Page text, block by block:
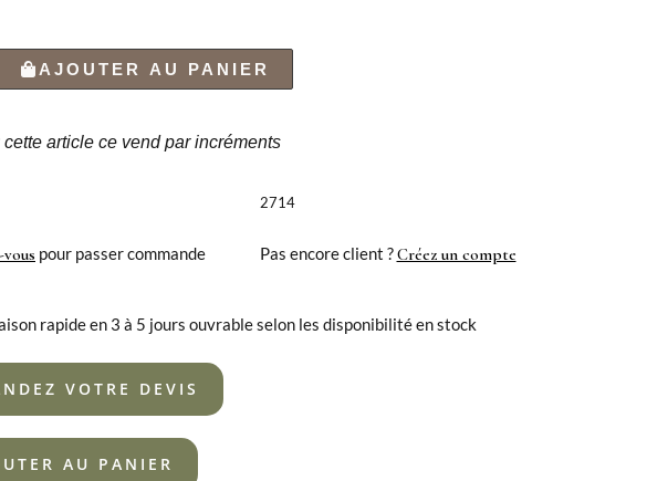
AJOUTER AU PANIER
cette article ce vend par incréments
pour passer commande
2714
Pas encore client ?Créez un compte
rapide en 3 à 5 jours ouvrable selon les disponibilité en stock
VOTRE DEVIS
AU PANIER